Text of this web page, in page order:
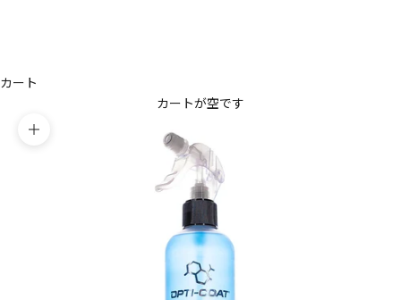
カート
カートが空です
ズームイン